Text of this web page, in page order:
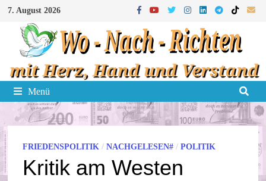
Zum
Inhalt
springen
7. August 2026
Menü
FRIEDENSPOLITIK /NACHGELESEN# /POLITIK
Kritik am Westen